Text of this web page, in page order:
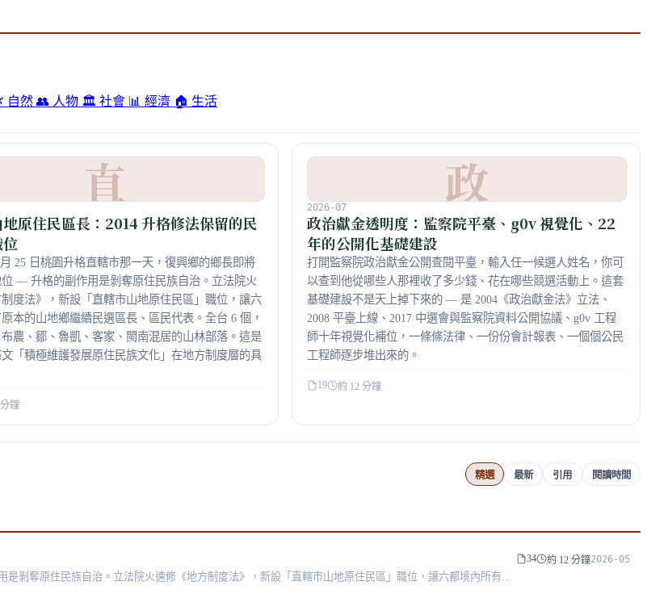
自然 👥 人物 🏛️ 社會 📊 經濟 🏠 生活
原住民區長：2014 升格修法保留的民
月 25 日桃園升格直轄市那一天，復興鄉的鄉長即將
— 升格的副作用是剝奪原住民族自治。立法院火
度法》，新設「直轄市山地原住民區」職位，讓六
本的山地鄉繼續民選區長、區民代表。全台 6 個，
農、鄒、魯凱、客家、閩南混居的山林部落。這是
「積極維護發展原住民族文化」在地方制度層的具
鐘
直 2026-07
政治獻金透明度：監察院平臺、g0v 視覺化、22
年的公開化基礎建設
打開監察院政治獻金公開查閱平臺，輸入任一候選人姓名，你可
以查到他從哪些人那裡收了多少錢、花在哪些競選活動上。這套
基礎建設不是天上掉下來的 — 是 2004《政治獻金法》立法、
2008 平臺上線、2017 中選會與監察院資料公開協議、g0v 工程
師十年視覺化補位，一條條法律、一份份會計報表、一個個公民
工程師逐步堆出來的。
19 約 12 分鐘
政
精選 最新 引用 閱讀時間
剝奪原住民族自治。立法院火速修《地方制度法》，新設「直轄市山地原住民區」職位，讓六都境內所有原
34 約 12 分鐘2026-05